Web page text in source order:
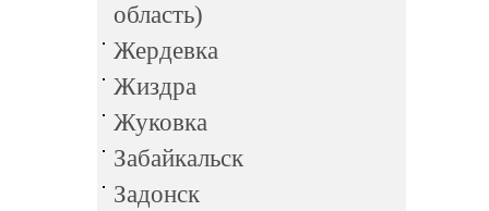
область)
Жердевка
Жиздра
Жуковка
Забайкальск
Задонск